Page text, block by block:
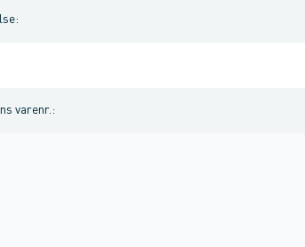
:
varenr. :